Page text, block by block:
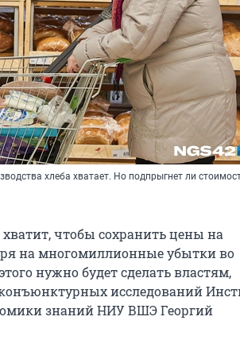
хлеба хватает. Но подпрыгнет ли
хватит, чтобы сохранить цены на
на многомиллионные убытки во
нужно будет сделать властям,
исследований
знаний НИУ ВШЭ Георгий